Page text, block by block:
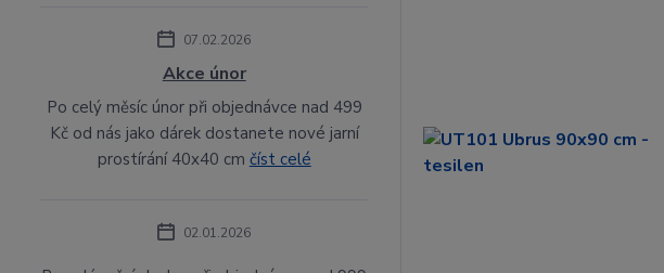
07.02.2026
Akce únor
Po celý měsíc únor při objednávce nad 499
Kč od nás jako dárek dostanete nové jarní
prostírání 40x40 cm číst celé
02.01.2026